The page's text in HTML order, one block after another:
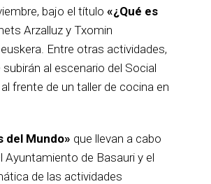
bajo el título «¿Qué es
Arzalluz y Txomin
Entre otras actividades,
al escenario del Social
frente de un taller de cocina en
del Mundo» que llevan a cabo
de Basauri y el
de las actividades